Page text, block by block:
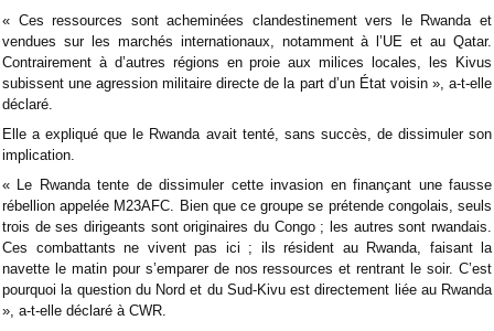
« Ces ressources sont acheminées clandestinement vers le Rwanda et
vendues sur les marchés internationaux, notamment à l’UE et au Qatar.
Contrairement à d’autres régions en proie aux milices locales, les Kivus
subissent une agression militaire directe de la part d’un État voisin », a-t-elle
déclaré.
Elle a expliqué que le Rwanda avait tenté, sans succès, de dissimuler son
implication.
« Le Rwanda tente de dissimuler cette invasion en finançant une fausse
rébellion appelée M23AFC. Bien que ce groupe se prétende congolais, seuls
trois de ses dirigeants sont originaires du Congo ; les autres sont rwandais.
Ces combattants ne vivent pas ici ; ils résident au Rwanda, faisant la
navette le matin pour s’emparer de nos ressources et rentrant le soir. C’est
pourquoi la question du Nord et du Sud-Kivu est directement liée au Rwanda
», a-t-elle déclaré à CWR.